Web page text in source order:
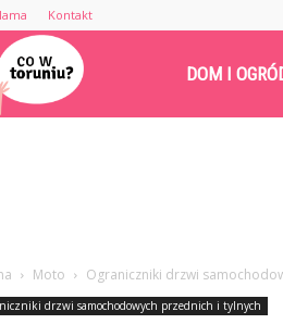
Kontakt
Cowtoruniu.pl DOM I
Moto Ograniczniki drzwi
drzwi samochodowych przednich i tylnych